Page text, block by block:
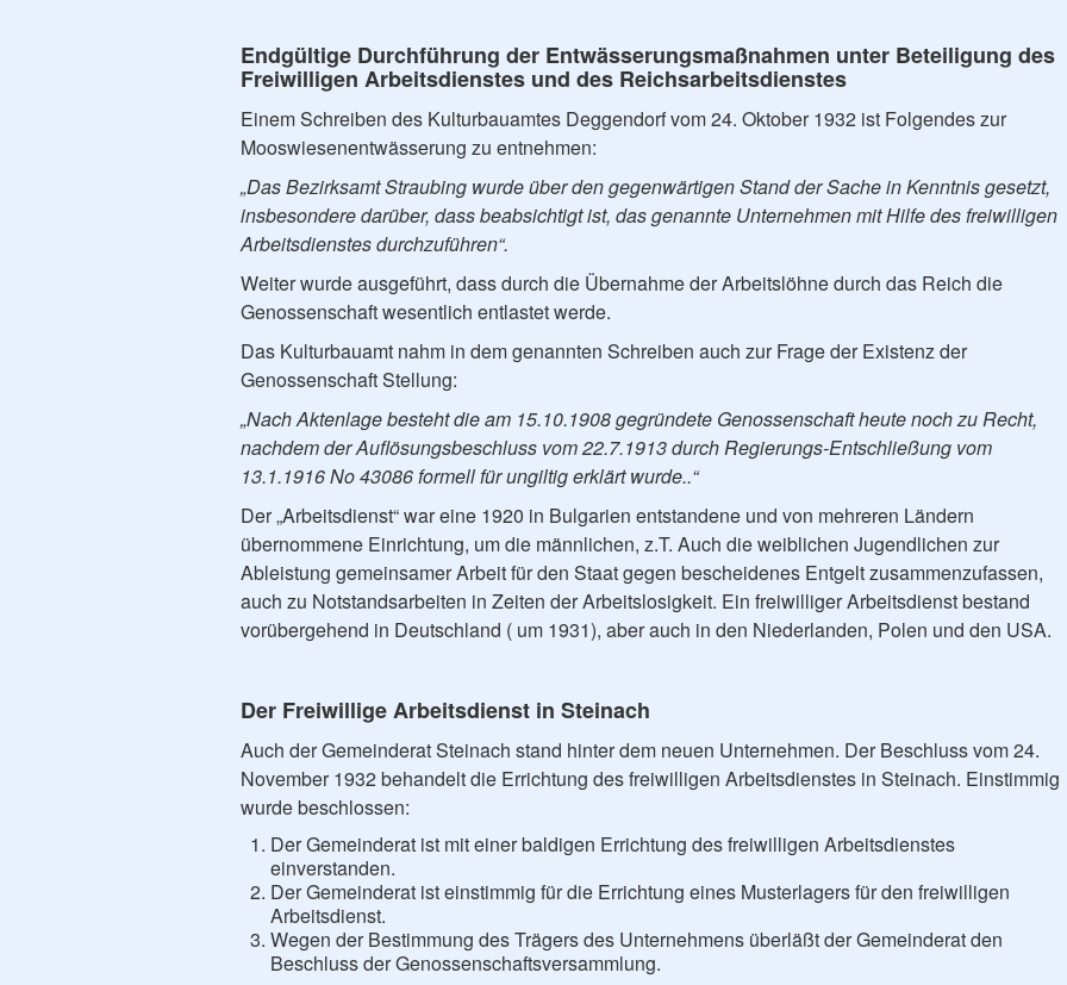
Endgültige Durchführung der Entwässerungsmaßnahmen unter Beteiligung des
Freiwilligen Arbeitsdienstes und des Reichsarbeitsdienstes
Einem Schreiben des Kulturbauamtes Deggendorf vom 24. Oktober 1932 ist Folgendes zur
Mooswiesenentwässerung zu entnehmen:
„Das Bezirksamt Straubing wurde über den gegenwärtigen Stand der Sache in Kenntnis gesetzt,
insbesondere darüber, dass beabsichtigt ist, das genannte Unternehmen mit Hilfe des freiwilligen
Arbeitsdienstes durchzuführen“.
Weiter wurde ausgeführt, dass durch die Übernahme der Arbeitslöhne durch das Reich die
Genossenschaft wesentlich entlastet werde.
Das Kulturbauamt nahm in dem genannten Schreiben auch zur Frage der Existenz der
Genossenschaft Stellung:
„Nach Aktenlage besteht die am 15.10.1908 gegründete Genossenschaft heute noch zu Recht,
nachdem der Auflösungsbeschluss vom 22.7.1913 durch Regierungs-Entschließung vom
13.1.1916 No 43086 formell für ungiltig erklärt wurde..“
Der „Arbeitsdienst“ war eine 1920 in Bulgarien entstandene und von mehreren Ländern
übernommene Einrichtung, um die männlichen, z.T. Auch die weiblichen Jugendlichen zur
Ableistung gemeinsamer Arbeit für den Staat gegen bescheidenes Entgelt zusammenzufassen,
auch zu Notstandsarbeiten in Zeiten der Arbeitslosigkeit. Ein freiwilliger Arbeitsdienst bestand
vorübergehend in Deutschland ( um 1931), aber auch in den Niederlanden, Polen und den USA.
Der Freiwillige Arbeitsdienst in Steinach
Auch der Gemeinderat Steinach stand hinter dem neuen Unternehmen. Der Beschluss vom 24.
November 1932 behandelt die Errichtung des freiwilligen Arbeitsdienstes in Steinach. Einstimmig
wurde beschlossen:
Der Gemeinderat ist mit einer baldigen Errichtung des freiwilligen Arbeitsdienstes
einverstanden.
Der Gemeinderat ist einstimmig für die Errichtung eines Musterlagers für den freiwilligen
Arbeitsdienst.
Wegen der Bestimmung des Trägers des Unternehmens überläßt der Gemeinderat den
Beschluss der Genossenschaftsversammlung.